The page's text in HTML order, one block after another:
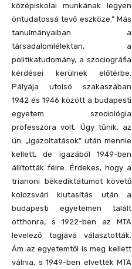
középiskolai munkának legyen
öntudatossá tevő eszköze.” Más
tanulmányaiban a
társadalomlélektan, a
politikatudomány, a szociográfia
kérdései kerülnek előtérbe.
Pályája utolsó szakaszában
1942 és 1946 között a budapesti
egyetem szociológia
professzora volt. Úgy tűnik, az
ún. „igazoltatások” után mennie
kellett, de igazából 1949-ben
állították félre. Érdekes, hogy a
trianoni békediktátumot követő
kolozsvári kiutasítás után a
budapesti egyetemen talált
otthonra, s 1922-ben az MTA
levelező tagjává választották.
Ám az egyetemtől is meg kellett
válnia, s 1949-ben elvették MTA